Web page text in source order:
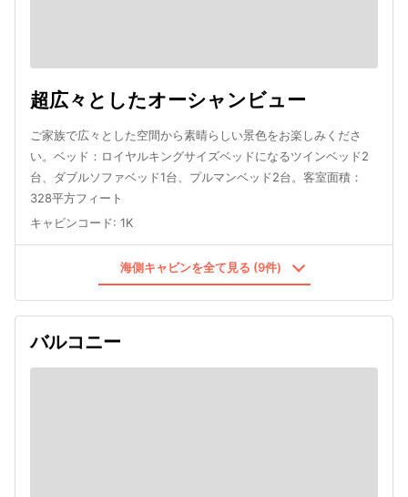
超広々としたオーシャンビュー
ご家族で広々とした空間から素晴らしい景色をお楽しみくださ
い。ベッド：ロイヤルキングサイズベッドになるツインベッド2
台、ダブルソファベッド1台、プルマンベッド2台。客室面積：
328平方フィート
キャビンコード: 1K
海側キャビンを全て見る (9件)
バルコニー